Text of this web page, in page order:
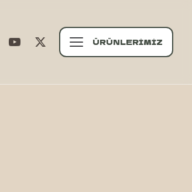
ÜRÜNLERİMİZ